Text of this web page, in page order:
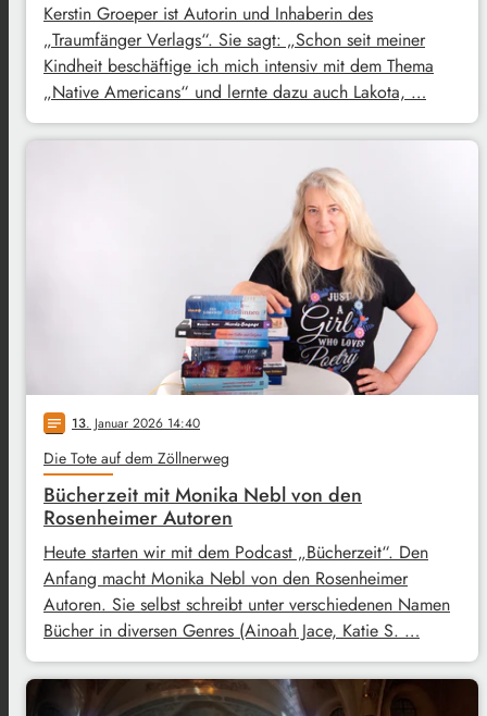
Kerstin Groeper ist Autorin und Inhaberin des
„Traumfänger Verlags“. Sie sagt: „Schon seit meiner
Kindheit beschäftige ich mich intensiv mit dem Thema
„Native Americans“ und lernte dazu auch Lakota, …
notes 13. Januar 2026 14:40
Die Tote auf dem Zöllnerweg
Bücherzeit mit Monika Nebl von den
Rosenheimer Autoren
Heute starten wir mit dem Podcast „Bücherzeit“. Den
Anfang macht Monika Nebl von den Rosenheimer
Autoren. Sie selbst schreibt unter verschiedenen Namen
Bücher in diversen Genres (Ainoah Jace, Katie S. …